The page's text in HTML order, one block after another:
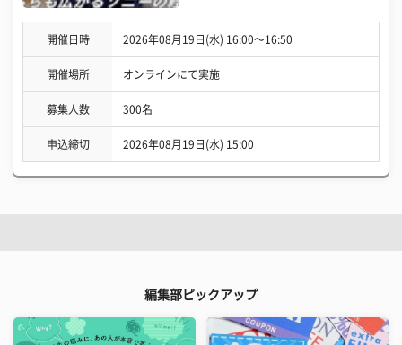
開催日時 2026年08月19日(水) 16:00〜16:50
開催場所 オンラインにて実施
募集人数 300名
申込締切 2026年08月19日(水) 15:00
編集部ピックアップ